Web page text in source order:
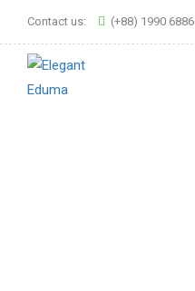
Contact us: (+88) 1990 6886